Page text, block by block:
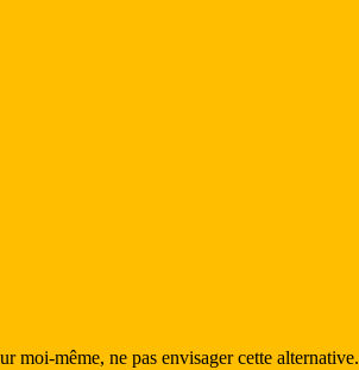
moi-même, ne pas envisager cette alternative.